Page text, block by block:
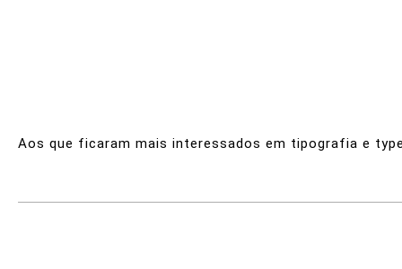
Aos que ficaram mais interessados em tipografia e